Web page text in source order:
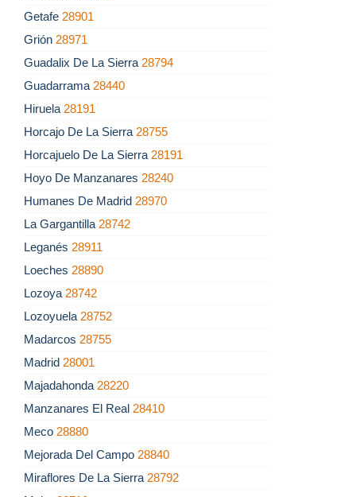
Getafe 28901
Grión 28971
Guadalix De La Sierra 28794
Guadarrama 28440
Hiruela 28191
Horcajo De La Sierra 28755
Horcajuelo De La Sierra 28191
Hoyo De Manzanares 28240
Humanes De Madrid 28970
La Gargantilla 28742
Leganés 28911
Loeches 28890
Lozoya 28742
Lozoyuela 28752
Madarcos 28755
Madrid 28001
Majadahonda 28220
Manzanares El Real 28410
Meco 28880
Mejorada Del Campo 28840
Miraflores De La Sierra 28792